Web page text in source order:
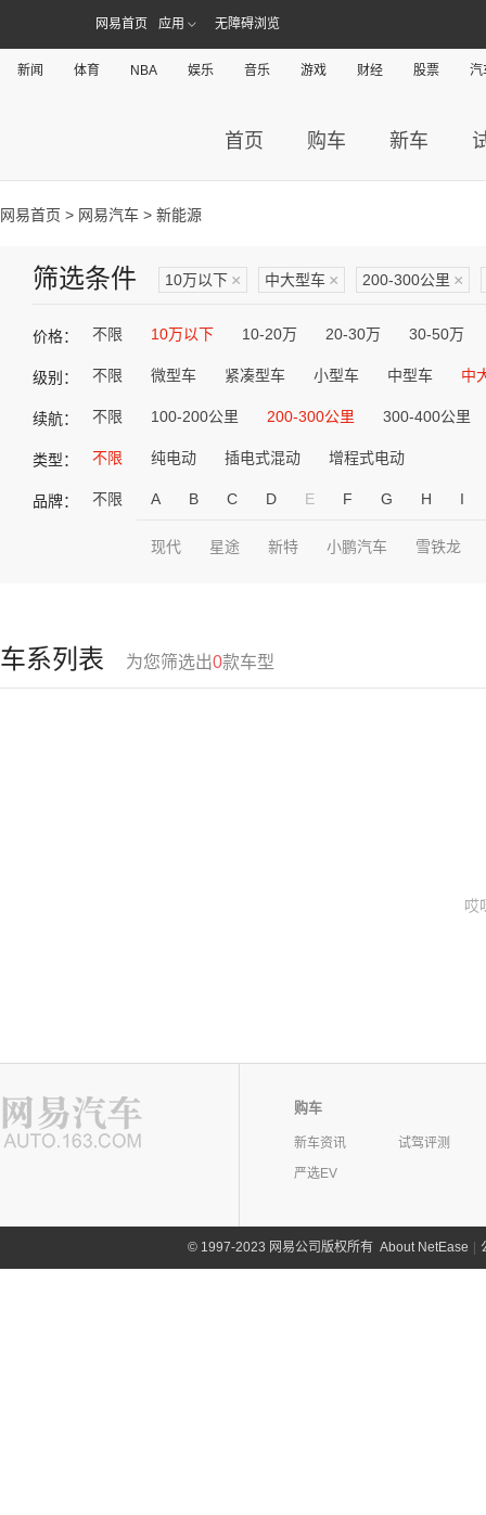
网易首页 应用 无障碍浏览
新闻 体育 NBA 娱乐 音乐 游戏 财经 股票 汽
首页 购车 新车
网易首页 > 网易汽车 > 新能源
筛选条件 10万以下 × 中大型车 × 200-300公里 ×
价格： 不限 10万以下 10-20万 20-30万 30-50万
级别： 不限 微型车 紧凑型车 小型车 中型车 中
续航： 不限 100-200公里 200-300公里 300-400公里
类型： 不限 纯电动 插电式混动 增程式电动
品牌： 不限 A B C D E F G H I
现代 星途 新特 小鹏汽车 雪铁龙
车系列表 为您筛选出0款车型
哎
购车
新车资讯
试驾评测
严选EV
©1997-2023 网易公司版权所有 About NetEase